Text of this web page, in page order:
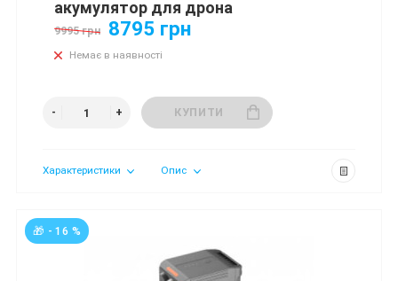
акумулятор для дрона
9995 грн 8795 грн
Немає в наявності
КУПИТИ
Характеристики Опис
🎁 - 16 %